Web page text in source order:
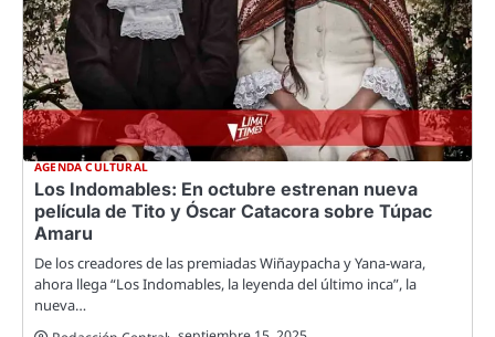
AGENDA CULTURAL
Los Indomables: En octubre estrenan nueva
película de Tito y Óscar Catacora sobre Túpac
Amaru
De los creadores de las premiadas Wiñaypacha y Yana-wara,
ahora llega “Los Indomables, la leyenda del último inca”, la
nueva…